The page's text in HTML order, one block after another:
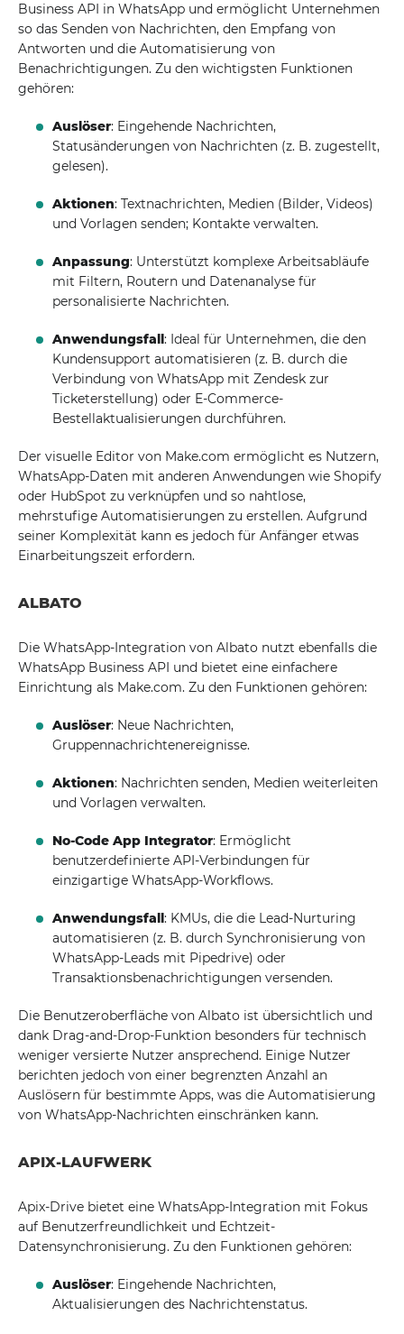
Business API in WhatsApp und ermöglicht Unternehmen
so das Senden von Nachrichten, den Empfang von
Antworten und die Automatisierung von
Benachrichtigungen. Zu den wichtigsten Funktionen
gehören:
Auslöser: Eingehende Nachrichten,
Statusänderungen von Nachrichten (z. B. zugestellt,
gelesen).
Aktionen: Textnachrichten, Medien (Bilder, Videos)
und Vorlagen senden; Kontakte verwalten.
Anpassung: Unterstützt komplexe Arbeitsabläufe
mit Filtern, Routern und Datenanalyse für
personalisierte Nachrichten.
Anwendungsfall: Ideal für Unternehmen, die den
Kundensupport automatisieren (z. B. durch die
Verbindung von WhatsApp mit Zendesk zur
Ticketerstellung) oder E-Commerce-
Bestellaktualisierungen durchführen.
Der visuelle Editor von Make.com ermöglicht es Nutzern,
WhatsApp-Daten mit anderen Anwendungen wie Shopify
oder HubSpot zu verknüpfen und so nahtlose,
mehrstufige Automatisierungen zu erstellen. Aufgrund
seiner Komplexität kann es jedoch für Anfänger etwas
Einarbeitungszeit erfordern.
ALBATO
Die WhatsApp-Integration von Albato nutzt ebenfalls die
WhatsApp Business API und bietet eine einfachere
Einrichtung als Make.com. Zu den Funktionen gehören:
Auslöser: Neue Nachrichten,
Gruppennachrichtenereignisse.
Aktionen: Nachrichten senden, Medien weiterleiten
und Vorlagen verwalten.
No-Code App Integrator: Ermöglicht
benutzerdefinierte API-Verbindungen für
einzigartige WhatsApp-Workflows.
Anwendungsfall: KMUs, die die Lead-Nurturing
automatisieren (z. B. durch Synchronisierung von
WhatsApp-Leads mit Pipedrive) oder
Transaktionsbenachrichtigungen versenden.
Die Benutzeroberfläche von Albato ist übersichtlich und
dank Drag-and-Drop-Funktion besonders für technisch
weniger versierte Nutzer ansprechend. Einige Nutzer
berichten jedoch von einer begrenzten Anzahl an
Auslösern für bestimmte Apps, was die Automatisierung
von WhatsApp-Nachrichten einschränken kann.
APIX-LAUFWERK
Apix-Drive bietet eine WhatsApp-Integration mit Fokus
auf Benutzerfreundlichkeit und Echtzeit-
Datensynchronisierung. Zu den Funktionen gehören:
Auslöser: Eingehende Nachrichten,
Aktualisierungen des Nachrichtenstatus.